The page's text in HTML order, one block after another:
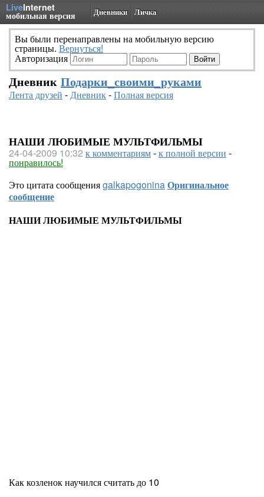
LiveInternet
мобильная версия Дневники Личка
Вы были перенаправлены на мобильную версию
страницы. Вернуться!
Авторизация
Дневник Подарки_своими_руками
Лента друзей -Дневник-Полная версия
НАШИ ЛЮБИМЫЕ МУЛЬТФИЛЬМЫ
24-04-2009 10:32 к комментариям-к полной версии -
понравилось!
Это цитата сообщенияgalkapogoninaОригинальное
сообщение
НАШИ ЛЮБИМЫЕ МУЛЬТФИЛЬМЫ
Как козленок научился считать до 10